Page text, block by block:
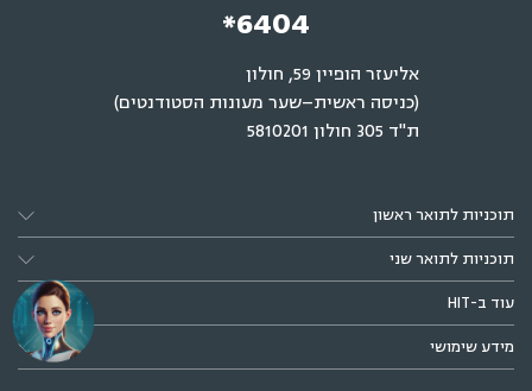
*6404
אליעזר הופיין 59, חולון
(כניסה ראשית–שער מעונות הסטודנטים)
ת"ד 305 חולון 5810201
תוכניות לתואר ראשון
תוכניות לתואר שני
עוד ב-HIT
מידע שימושי